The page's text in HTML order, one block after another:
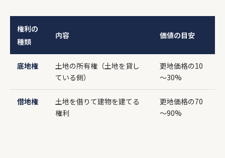
権利の
種類
内容 価値の目安
底地権
土地の所有権（土地を貸し
ている側）
更地価格の10
～30%
借地権
土地を借りて建物を建てる
権利
更地価格の70
～90%